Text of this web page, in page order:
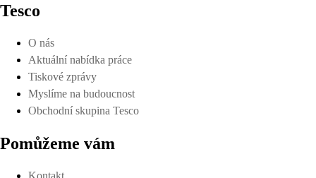
Tesco
O nás
Aktuální nabídka práce
Tiskové zprávy
Myslíme na budoucnost
Obchodní skupina Tesco
Pomůžeme vám
Kontakt